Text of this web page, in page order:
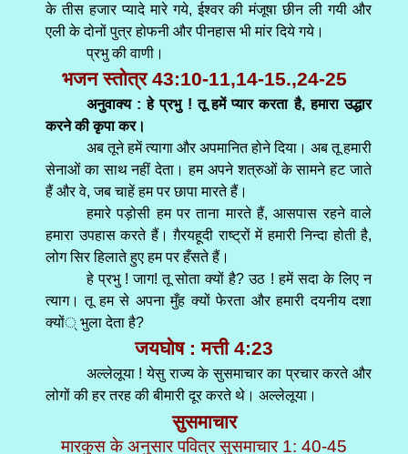
के तीस हजार प्यादे मारे गये, ईश्वर की मंजूषा छीन ली गयी और
एली के दोनों पुत्र होफनी और पीनहास भी मांर दिये गये।
प्रभु की वाणी।
भजन स्तोत्र 43:10-11,14-15.,24-25
अनुवाक्य : हे प्रभु ! तू हमें प्यार करता है, हमारा उद्धार
करने की कृपा कर।
अब तूने हमें त्यागा और अपमानित होने दिया। अब तू हमारी
सेनाओं का साथ नहीं देता। हम अपने शत्रुओं के सामने हट जाते
हैं और वे, जब चाहें हम पर छापा मारते हैं।
हमारे पड़ोसी हम पर ताना मारते हैं, आसपास रहने वाले
हमारा उपहास करते हैं। ग़ैरयहूदी राष्ट्रों में हमारी निन्दा होती है,
लोग सिर हिलाते हुए हम पर हँसते हैं।
हे प्रभु ! जाग! तू सोता क्यों है? उठ ! हमें सदा के लिए न
त्याग। तू हम से अपना मुँह क्यों फेरता और हमारी दयनीय दशा
क्यों् भुला देता है?
जयघोष : मत्ती 4:23
अल्लेलूया ! येसु राज्य के सुसमाचार का प्रचार करते और
लोगों की हर तरह की बीमारी दूर करते थे। अल्लेलूया।
सुसमाचार
मारकुस के अनुसार पवित्र सुसमाचार 1: 40-45